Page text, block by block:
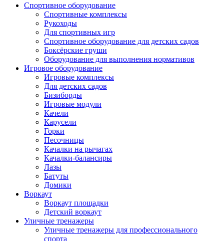
Спортивное оборудование
Спортивные комплексы
Рукоходы
Для спортивных игр
Спортивное оборудование для детских садов
Боксёрские груши
Оборудование для выполнения нормативов
Игровое оборудование
Игровые комплексы
Для детских садов
Бизиборды
Игровые модули
Качели
Карусели
Горки
Песочницы
Качалки на рычагах
Качалки-балансиры
Лазы
Батуты
Домики
Воркаут
Воркаут площадки
Детский воркаут
Уличные тренажеры
Уличные тренажеры для профессионального
спорта